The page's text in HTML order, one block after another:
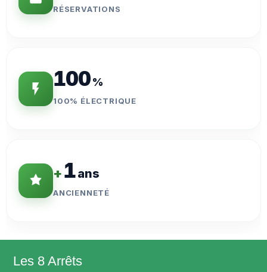
RÉSERVATIONS
100%
100% ÉLECTRIQUE
+1ans
ANCIENNETÉ
Les 8 Arrêts